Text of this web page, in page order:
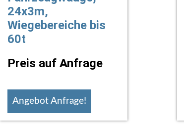
24x3m,
Wiegebereiche bis
60t
Preis auf Anfrage
Angebot Anfrage!